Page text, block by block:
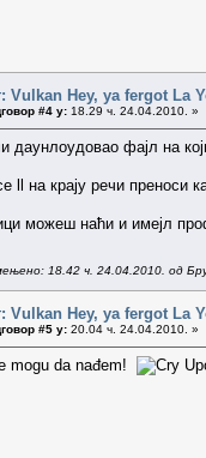
Vulkan Hey, ya fergot La
#4 у: 18.29 ч. 24.04.2010. »
даунлоудовао фајл на
ll на крају речи преноси
можеш наћи и имејл
18.42 ч. 24.04.2010. од
Vulkan Hey, ya fergot La
#5 у: 20.04 ч. 24.04.2010. »
mogu da nađem!